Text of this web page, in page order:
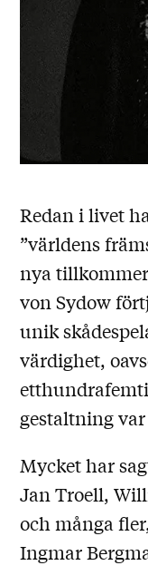
Redan i livet
”världens
nya
von Sydow
unik
värdighet,
gestaltning
Mycket har
Jan Troell,
och många
Ingmar